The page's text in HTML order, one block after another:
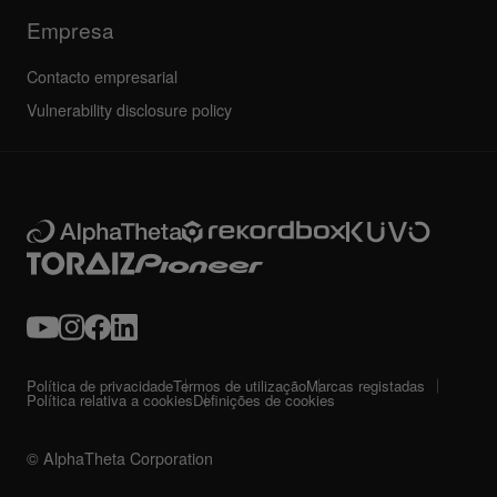
Empresa
Contacto empresarial
Vulnerability disclosure policy
© AlphaTheta Corporation
Política de privacidadeTermos de utilizaçãoMarcas registadas
Política relativa a cookiesDefinições de cookies